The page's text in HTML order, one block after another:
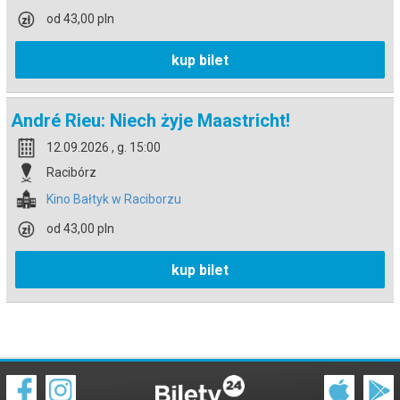
od 43,00 pln
kup bilet
André Rieu: Niech żyje Maastricht!
12.09.2026 , g. 15:00
Racibórz
Kino Bałtyk w Raciborzu
od 43,00 pln
kup bilet